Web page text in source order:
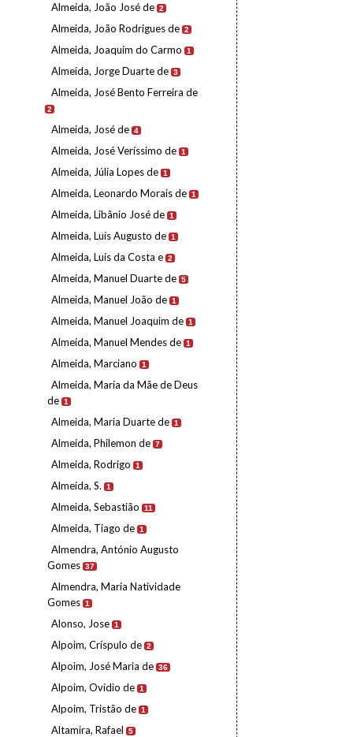
Almeida, João José de 2
Almeida, João Rodrigues de 2
Almeida, Joaquim do Carmo 1
Almeida, Jorge Duarte de 3
Almeida, José Bento Ferreira de
2
Almeida, José de 4
Almeida, José Veríssimo de 1
Almeida, Júlia Lopes de 1
Almeida, Leonardo Morais de 1
Almeida, Libânio José de 1
Almeida, Luís Augusto de 1
Almeida, Luís da Costa e 2
Almeida, Manuel Duarte de 5
Almeida, Manuel João de 1
Almeida, Manuel Joaquim de 1
Almeida, Manuel Mendes de 1
Almeida, Marciano 1
Almeida, Maria da Mãe de Deus
de 1
Almeida, Maria Duarte de 1
Almeida, Philemon de 7
Almeida, Rodrigo 1
Almeida, S. 1
Almeida, Sebastião 11
Almeida, Tiago de 1
Almendra, António Augusto
Gomes 37
Almendra, Maria Natividade
Gomes 1
Alonso, Jose 1
Alpoim, Críspulo de 2
Alpoim, José Maria de 36
Alpoim, Ovídio de 1
Alpoim, Tristão de 1
Altamira, Rafael 5